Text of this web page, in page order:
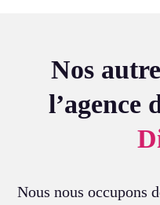
Nos
l’agence
Nous nous occupons